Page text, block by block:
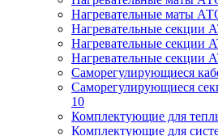
Нагревательные маты
Нагревательные
Нагревательные секции
Нагревательные
Саморегулирующиеся
Саморегулирующиеся
10
Комплектующие для
Комплектующие для